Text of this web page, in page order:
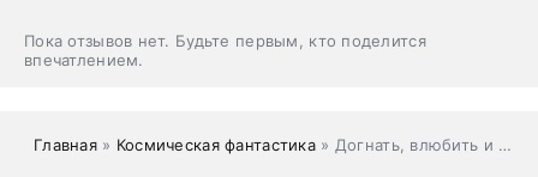
Пока отзывов нет. Будьте первым, кто поделится
впечатлением.
Главная» Космическая фантастика» Догнать, влюбить и обезвредить